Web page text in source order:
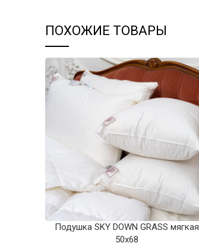
ПОХОЖИЕ ТОВАРЫ
Подушка SKY DOWN GRASS мягкая
50х68